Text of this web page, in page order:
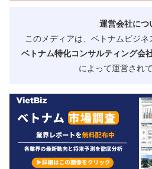
運営会社につ
このメディアは、ベトナムビジ
ベトナム特化コンサルティング会
によって運営され